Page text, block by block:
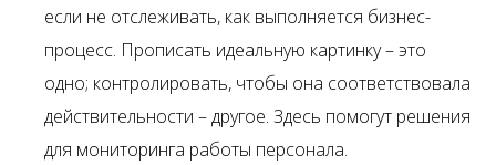
если не отслеживать, как выполняется бизнес-
процесс. Прописать идеальную картинку – это
одно; контролировать, чтобы она соответствовала
действительности – другое. Здесь помогут решения
для мониторинга работы персонала.